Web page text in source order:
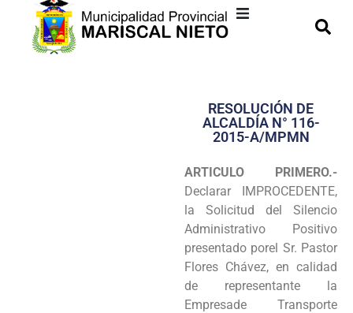
Transparencia
Programas
Intranet
RESOLUCIÓN DE
ALCALDÍA N° 116-
2015-A/MPMN
ARTICULO PRIMERO.-
Declarar IMPROCEDENTE,
la Solicitud del Silencio
Administrativo Positivo
presentado porel Sr. Pastor
Flores Chávez, en calidad
de representante la
Empresade Transporte